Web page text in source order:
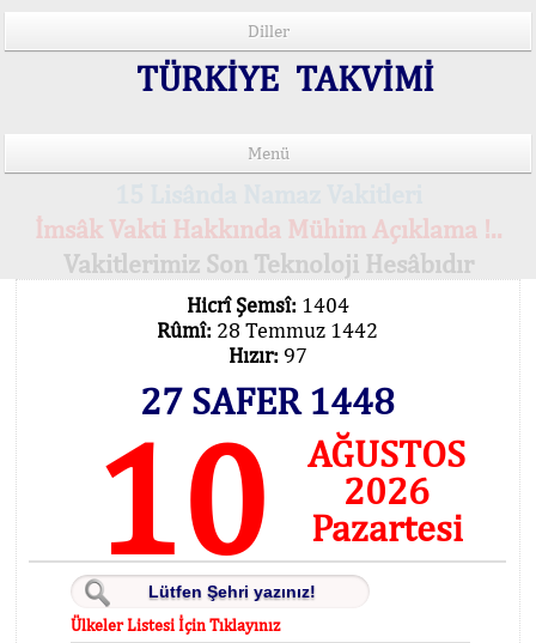
Diller
TÜRKİYE TAKVİMİ
Menü
İmsâk Vakti Hakkında Mühim Açıklama !..
Vakitlerimiz Son Teknoloji Hesâbıdır
Hicrî Şemsî: 1404
Rûmî: 28 Temmuz 1442
Hızır: 97
27 SAFER 1448
10
AĞUSTOS
2026
Pazartesi
Ülkeler Listesi İçin Tıklayınız